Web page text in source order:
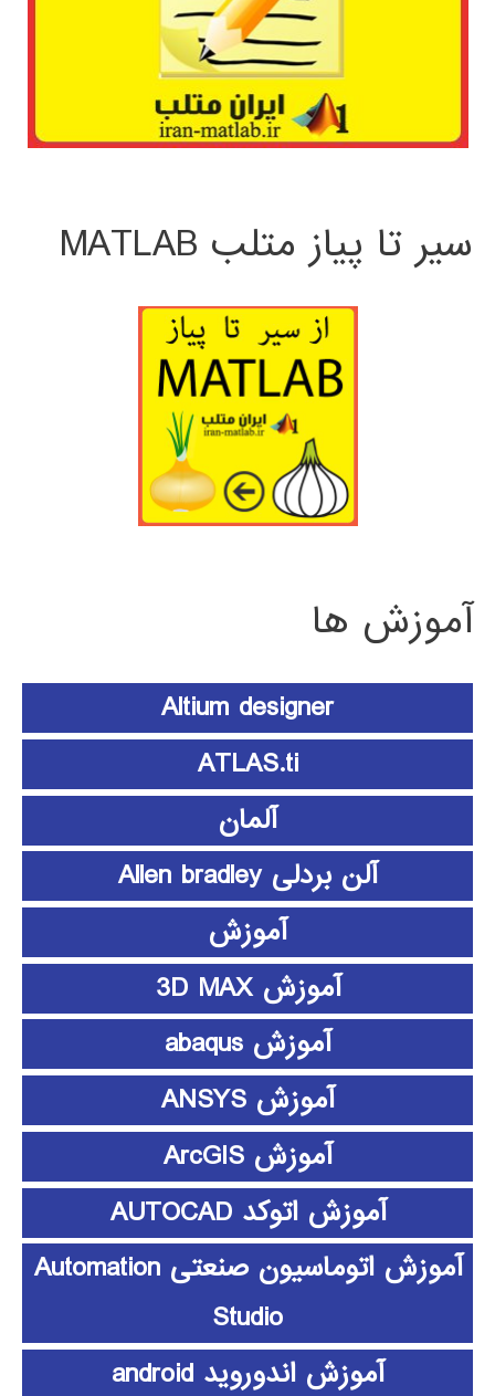
سیر تا پیاز متلب MATLAB
آموزش ها
Altium designer
ATLAS.ti
آلمان
آلن بردلی Allen bradley
آموزش
آموزش 3D MAX
آموزش abaqus
آموزش ANSYS
آموزش ArcGIS
آموزش اتوکد AUTOCAD
آموزش اتوماسیون صنعتی Automation
Studio
آموزش اندوروید android